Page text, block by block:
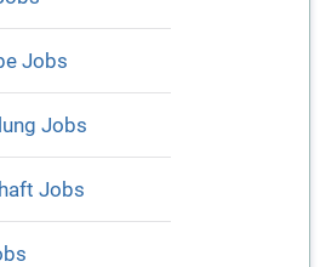
Jobs
Jobs
Jobs